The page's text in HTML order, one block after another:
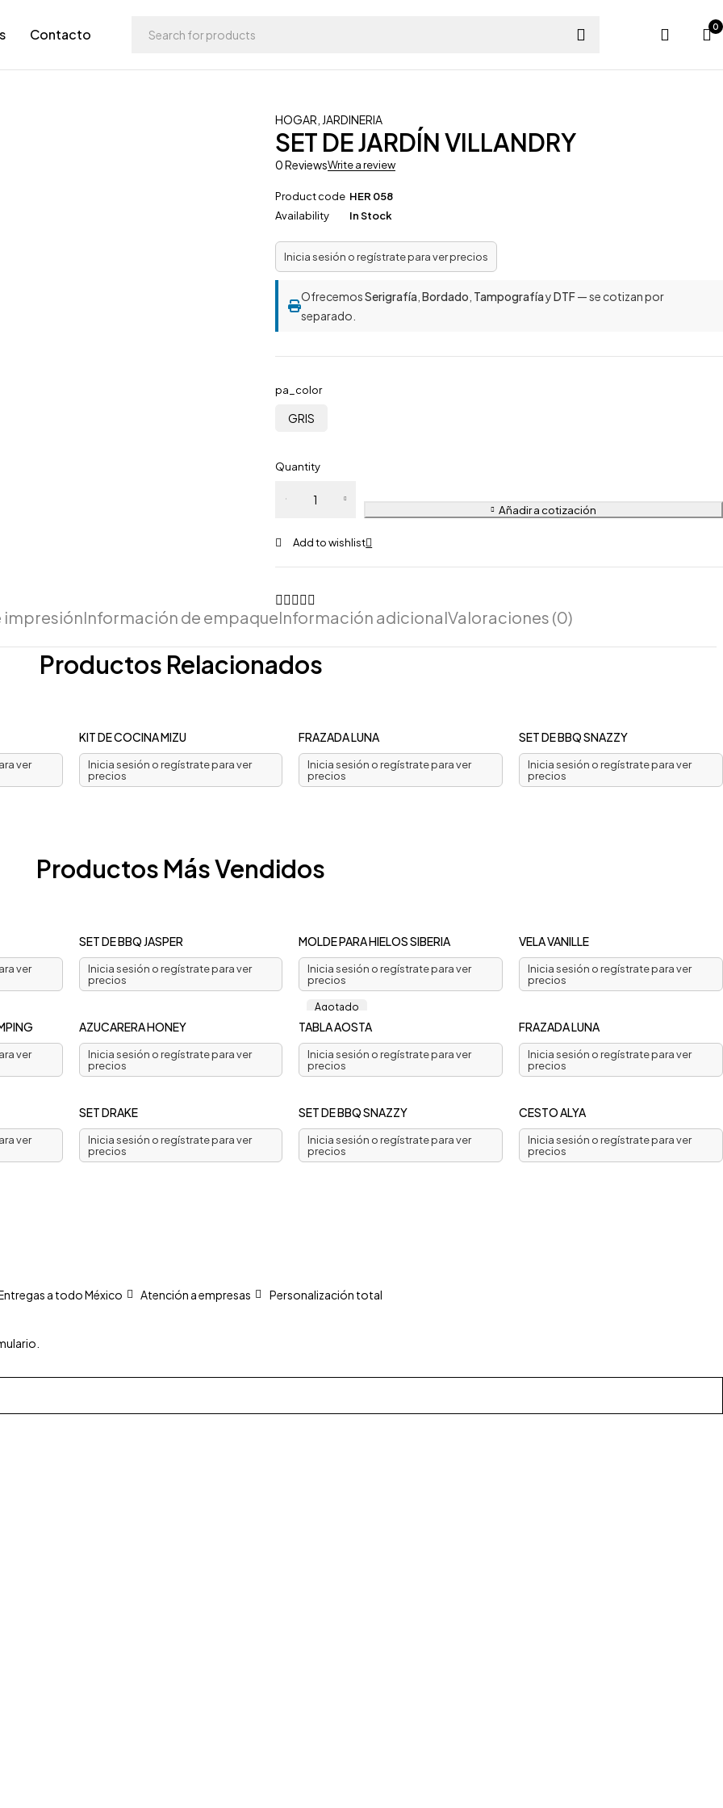
Contacto 0
HOGAR JARDINERIA
SET DE JARDÍN VILLANDRY
0 ReviewsWrite a review
Product code HER 058
Availability
In Stock
Inicia sesión o regístrate para ver precios
OfrecemosSerigrafía ,Bordado TampografíayDTF— se cotizan por
separado.
pa_color
GRIS
Quantity
Añadir a cotización
impresiónInformación de empaqueInformación adicionalValoraciones (0)
Productos Relacionados
ver
KIT DE COCINA MIZU
Inicia sesión o regístrate para ver
precios
FRAZADA LUNA
Inicia sesión o regístrate para ver
precios
SET DE BBQ SNAZZY
Inicia sesión o regístrate para ver
precios
Productos Más Vendidos
ver
SET DE BBQ JASPER
Inicia sesión o regístrate para ver
precios
MOLDE PARA HIELOS SIBERIA
Inicia sesión o regístrate para ver
precios
VELA VANILLE
Inicia sesión o regístrate para ver
precios
ver
AZUCARERA HONEY
Inicia sesión o regístrate para ver
precios
Agotado
TABLA AOSTA
Inicia sesión o regístrate para ver
precios
FRAZADA LUNA
Inicia sesión o regístrate para ver
precios
ver
SET DRAKE
Inicia sesión o regístrate para ver
precios
SET DE BBQ SNAZZY
Inicia sesión o regístrate para ver
precios
CESTO ALYA
Inicia sesión o regístrate para ver
precios
a todo México Atención a empresas Personalización total